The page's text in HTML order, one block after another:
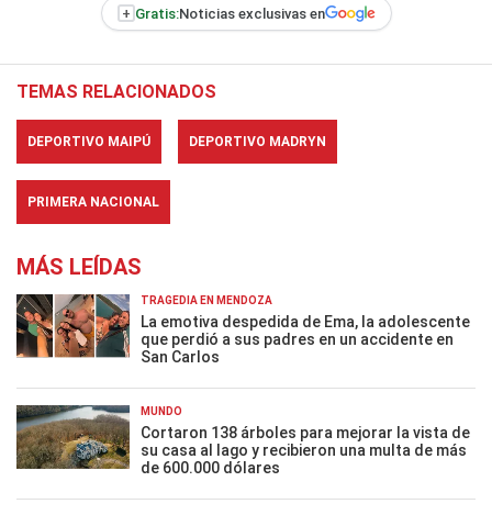
+ Gratis:Noticias exclusivas en
TEMAS RELACIONADOS
DEPORTIVO MAIPÚ DEPORTIVO MADRYN
PRIMERA NACIONAL
MÁS LEÍDAS
TRAGEDIA EN MENDOZA
La emotiva despedida de Ema, la adolescente
que perdió a sus padres en un accidente en
San Carlos
MUNDO
Cortaron 138 árboles para mejorar la vista de
su casa al lago y recibieron una multa de más
de 600.000 dólares